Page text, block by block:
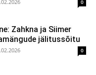
0
Zahkna ja Siimer
jälitussõitu
0